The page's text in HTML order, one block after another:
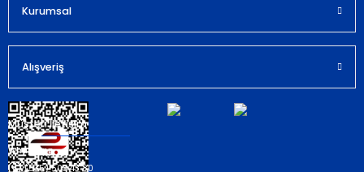
Kurumsal
Alışveriş
Müşteri İletişim
Whatsapp
(535) 503 43 80